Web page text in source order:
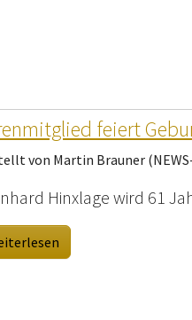
feiert
von Martin Brauner
Hinxlage wird 61